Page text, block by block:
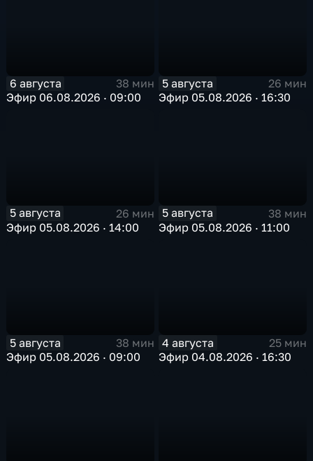
6 августа
38 мин
Эфир 06.08.2026 · 09:00
5 августа
26 мин
Эфир 05.08.2026 · 16:30
5 августа
26 мин
Эфир 05.08.2026 · 14:00
5 августа
38 мин
Эфир 05.08.2026 · 11:00
5 августа
38 мин
Эфир 05.08.2026 · 09:00
4 августа
25 мин
Эфир 04.08.2026 · 16:30